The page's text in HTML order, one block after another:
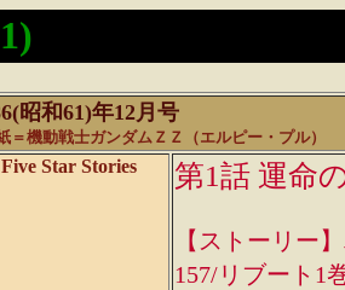
昭和61)年12月号
＝機動戦士ガンダムＺＺ（エルピー・プル
Star Stories 第1話 運命
【ストーリー
157/リブート1